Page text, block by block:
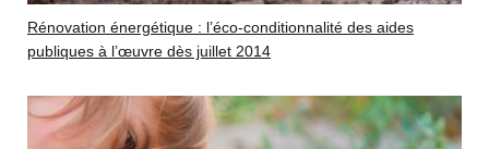
Rénovation énergétique : l’éco-conditionnalité des aides
publiques à l’œuvre dès juillet 2014